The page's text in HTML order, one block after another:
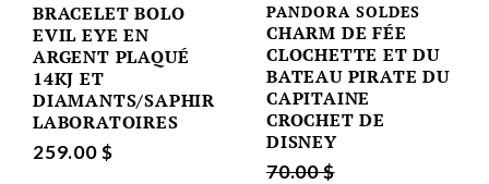
BRACELET BOLO
EVIL EYE EN
ARGENT PLAQUÉ
14KJ ET
DIAMANTS/SAPHIR
LABORATOIRES
259.00 $
PANDORA SOLDES
CHARM DE FÉE
CLOCHETTE ET DU
BATEAU PIRATE DU
CAPITAINE
CROCHET DE
DISNEY
70.00 $